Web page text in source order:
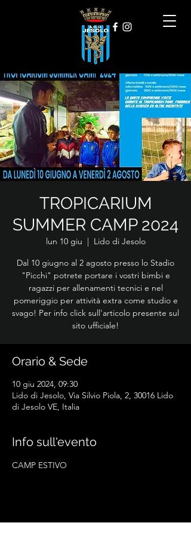
TROPICARIUM
SUMMER CAMP 2024
lun 10 giu
  |
Lido di Jesolo
Dal 10 giugno al 2 agosto presso lo Stadio
"Picchi" potrete portare i vostri bimbi e
ragazzi per allenamenti tecnici e nel
pomeriggio per attività extra come studio e
svago! Per info click sull'articolo presente sul
sito ufficiale!
Orario & Sede
10 giu 2024, 09:30
Lido di Jesolo, Via Silvio Piola, 2, 30016 Lido
di Jesolo VE, Italia
Info sull'evento
CAMP ESTIVO